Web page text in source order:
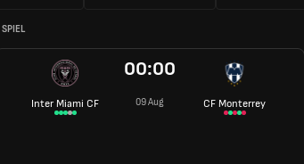
Inter Miami CF
00:00
09 Aug CF Monterrey